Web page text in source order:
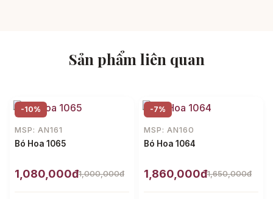
Sản phẩm liên quan
-10%
MSP: AN161
Bó Hoa 1065
1,080,000đ1,000,000đ
-7%
MSP: AN160
Bó Hoa 1064
1,860,000đ1,650,000đ